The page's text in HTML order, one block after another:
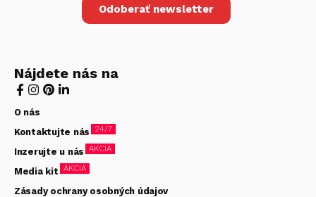
Odoberať newsletter
Nájdete nás na
O nás
Kontaktujte nás 24/7
Inzerujte u nás AKCIA
Media kit AKCIA
Zásady ochrany osobných údajov